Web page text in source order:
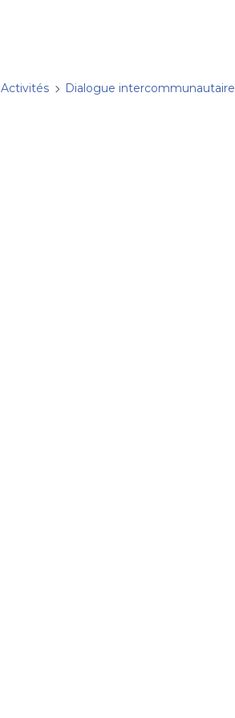
Activités Dialogue intercommunautaire